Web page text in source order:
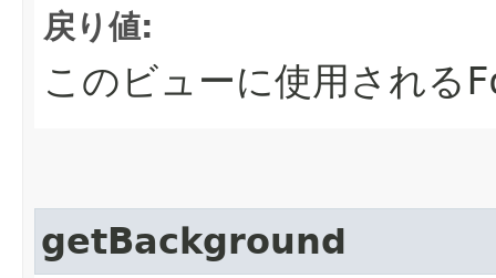
戻り値:
このビューに使用される
getBackground